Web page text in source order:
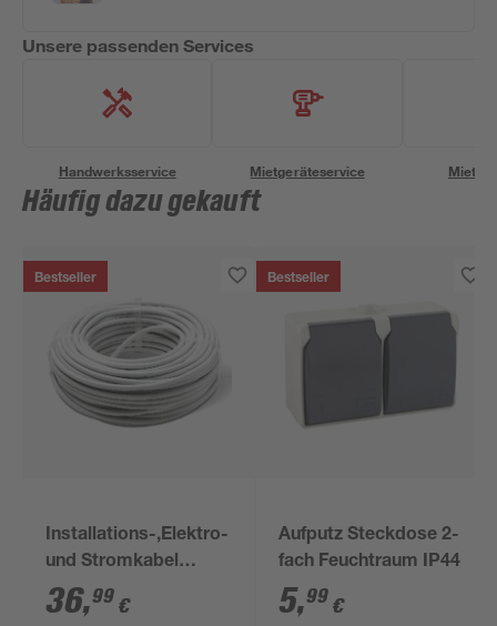
Unsere passenden Services
Handwerksservice Mietgeräteservice
Häufig dazu gekauft
Bestseller
Installations-,Elektro-
und Stromkabel
NYM-J 3x1,5mm² 50
m
36,99 €
Bestseller
Aufputz Steckdose 2-
fach Feuchtraum IP44
5,99 €